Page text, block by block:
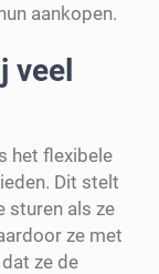
aankopen.
veel
het flexibele
Dit stelt
sturen als ze
ze met
ze de